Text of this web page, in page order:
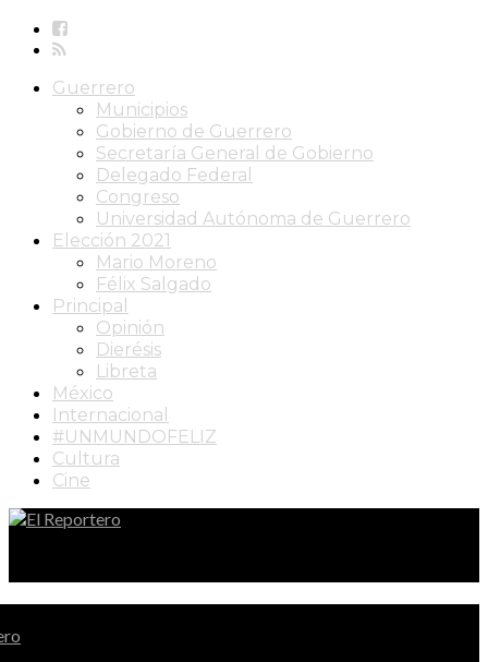
Guerrero
Municipios
Gobierno de Guerrero
Secretaría General de Gobierno
Delegado Federal
Congreso
Universidad Autónoma de Guerrero
Elección 2021
Mario Moreno
Félix Salgado
Principal
Opinión
Dierésis
Libreta
México
Internacional
#UNMUNDOFELIZ
Cultura
Cine